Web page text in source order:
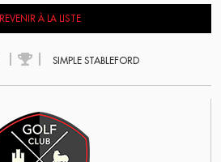
REVENIR À LA LISTE
SIMPLE STABLEFORD